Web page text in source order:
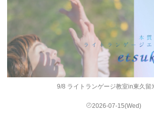
9/8 ライトランゲージ教室in東久留
2026-07-15(Wed)